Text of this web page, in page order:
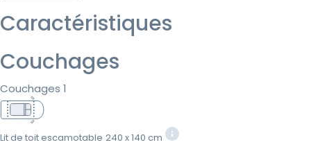
Caractéristiques
Couchages
Couchages 1
Lit de toit escamotable 240 x 140 cm